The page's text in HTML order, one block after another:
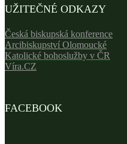
UŽITEČNÉ ODKAZY
Česká biskupská konference
Arcibiskupství Olomoucké
Katolické bohoslužby v ČR
Víra.CZ
FACEBOOK